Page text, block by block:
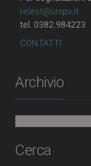
relest@unipv.it
tel. 0382.984223
CONTATTI
Archivio
Cerca